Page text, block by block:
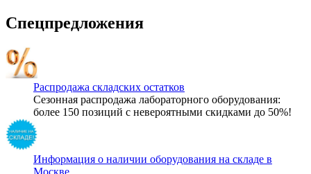
Спецпредложения
Распродажа складских остатков
Сезонная распродажа лабораторного оборудования:
более 150 позиций с невероятными скидками до 50%!
Информация о наличии оборудования на складе в
Москве